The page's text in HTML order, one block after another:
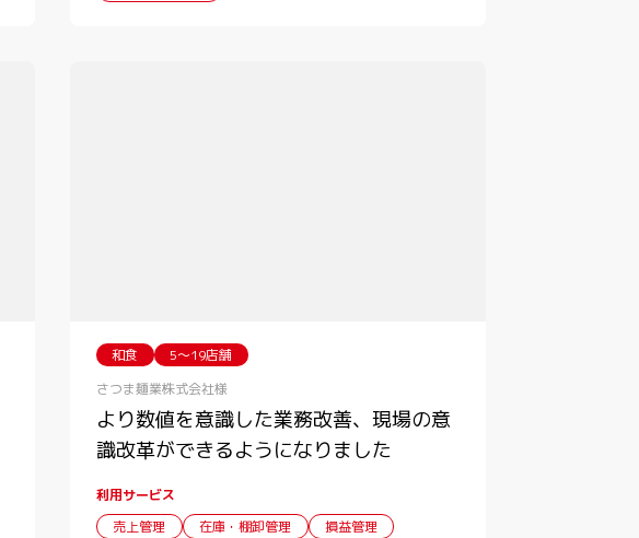
和食
5〜19店舗
さつま麺業株式会社様
より数値を意識した業務改善、現場の意
識改革ができるようになりました
利用サービス
売上管理
在庫・棚卸管理
損益管理